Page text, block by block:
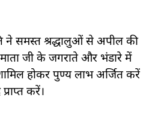
ने समस्त श्रद्धालुओं से अपील की
जी के जगराते और भंडारे में
होकर पुण्य लाभ अर्जित करें
करें।